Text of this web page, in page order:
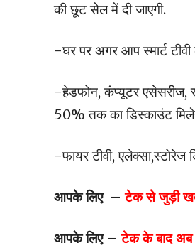
की छूट सेल में दी जाएगी.
-घर पर अगर आप स्मार्ट
-हेडफोन, कंप्यूटर एसेसरीज,
50% तक का डिस्काउंट
-फायर टीवी,
आपके लिए –टेक से जुड़ी
आपके लिए – टेक के बाद अब